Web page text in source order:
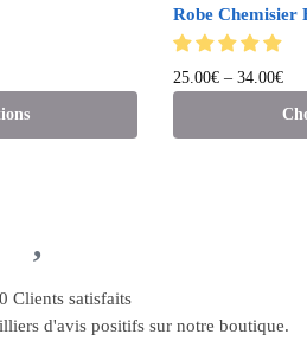
Robe Chemisier
25.00€ – 34.00€
Clients satisfaits
d'avis positifs sur notre boutique.